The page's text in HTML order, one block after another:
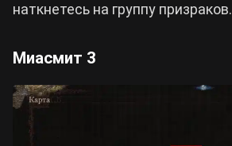
наткнетесь на группу призраков.
Миасмит 3